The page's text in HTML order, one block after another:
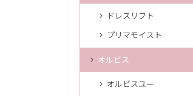
ドレスリフト
プリマモイスト
オルビス
オルビスユー